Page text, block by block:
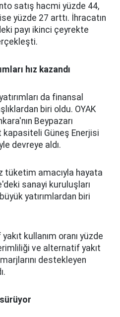
satış hacmi yüzde 44,
yüzde 27 arttı. İhracatın
payı ikinci çeyrekte
hız kazandı
da finansal
biri oldu. OYAK
Beypazarı
Güneş Enerjisi
devreye aldı.
tüketim amacıyla hayata
sanayi kuruluşları
yatırımlardan biri
kullanım oranı yüzde
ve alternatif yakıt
destekleyen